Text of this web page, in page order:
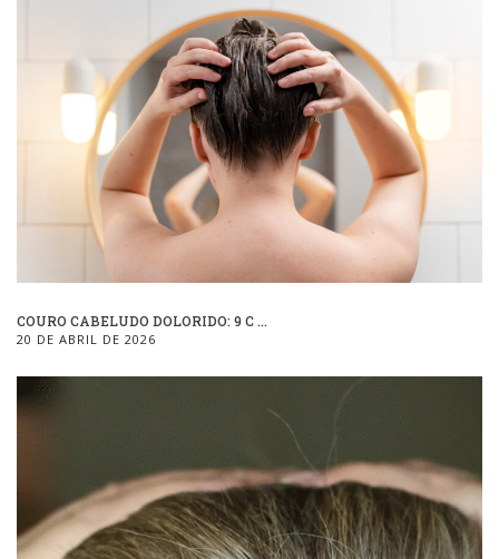
COURO CABELUDO DOLORIDO: 9 C ...
20 DE ABRIL DE 2026